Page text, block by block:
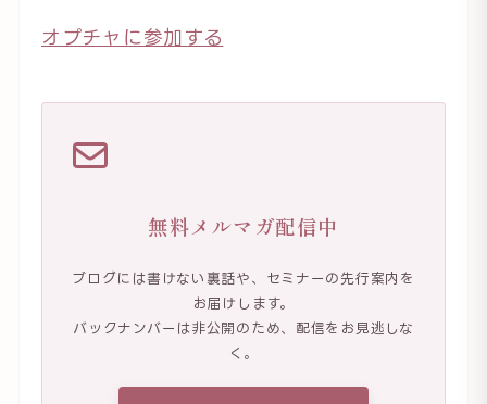
オプチャに参加する
無料メルマガ配信中
ブログには書けない裏話や、セミナーの先行案内を
お届けします。
バックナンバーは非公開のため、配信をお見逃しな
く。